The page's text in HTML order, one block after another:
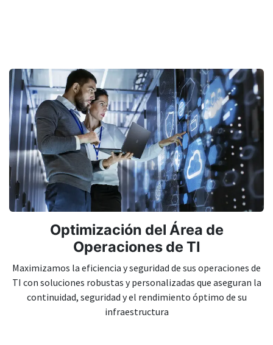
Optimización del Área de
Operaciones de TI
Maximizamos la eficiencia y seguridad de sus operaciones de
TI con soluciones robustas y personalizadas que aseguran la
continuidad, seguridad y el rendimiento óptimo de su
infraestructura